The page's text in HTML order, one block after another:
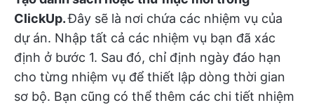
ClickUp.Đây sẽ là nơi chứa các nhiệm vụ của
dự án. Nhập tất cả các nhiệm vụ bạn đã xác
định ở bước 1. Sau đó, chỉ định ngày đáo hạn
cho từng nhiệm vụ để thiết lập dòng thời gian
sơ bộ. Bạn cũng có thể thêm các chi tiết nhiệm